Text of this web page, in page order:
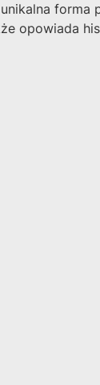
forma
opowiada